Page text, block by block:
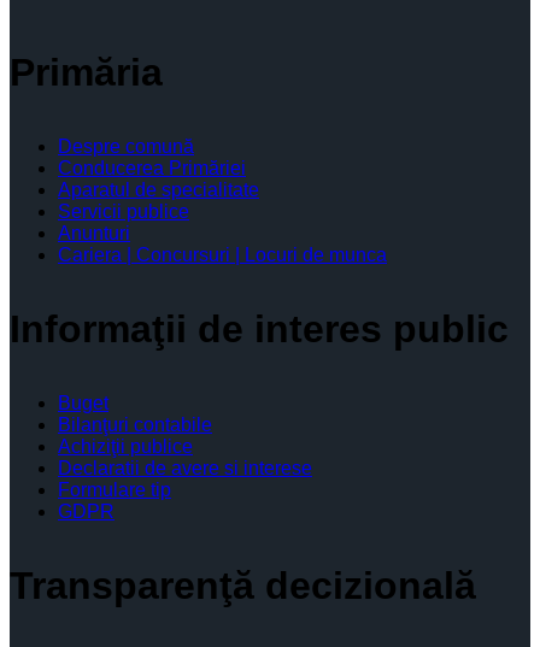
Primăria
Despre comună
Conducerea Primăriei
Aparatul de specialitate
Servicii publice
Anunturi
Cariera | Concursuri | Locuri de munca
Informaţii de interes public
Buget
Bilanţuri contabile
Achiziţii publice
Declaratii de avere si interese
Formulare tip
GDPR
Transparenţă decizională